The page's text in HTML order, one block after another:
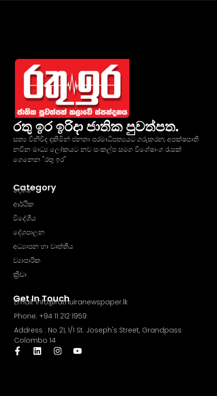
රතු ඉර ඉරිදා ජාතික පුවත්පත.
සත්‍ය විනිවිද දකිමින් ජනතා පරමාධිපත්‍යයට ගරුකරන, අපක්ෂපාතී
නවීන මාධ්‍ය ලෝකයට නව සංකල්ප සමග විශේෂාංග රැසක්
ගෙනෙන "රතු ඉර"
Get In Touch
Email: info@rathuiranewspaper.lk
Phone: +94 11 212 1959
Address : No 21, 1/1 St. Joseph's Street, Grandpass
Colombo 14
Category
දේශීය
ආර්ථික
විදේශීය
දේශපාලන
අධ්‍යාපන හා වෘත්තීය
ව්‍යාපාරික
ක්‍රීඩා